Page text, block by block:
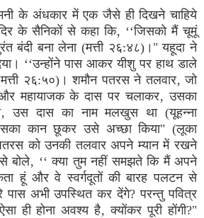
के अंधकार में एक जैसे ही दिखने चाहिये
के सैनिकों से कहा कि‚ ‘‘जिसको मैं चूमूं
बंदी बना लेना (मत्ती २६:४८)।" यहूदा ने
‘‘उन्होंने पास आकर यीशु पर हाथ डाले
२६:५०)। शमौन पतरस ने तलवार‚ जो
महायाजक के दास पर चलाकर‚ उसका
उस दास का नाम मलखुस था (यूहन्ना
कान छूकर उसे अच्छा किया" (लूका
को उनकी तलवार अपने म्यान में रखने
बोले‚ ‘‘ क्या तुम नहीं समझते कि मैं अपने
हूं और वे स्वर्गदूतों की बारह पलटन से
अभी उपस्थित कर देंगे? परन्तु पवित्र
ही होना अवश्य है‚ क्योंकर पूरी होंगी?"